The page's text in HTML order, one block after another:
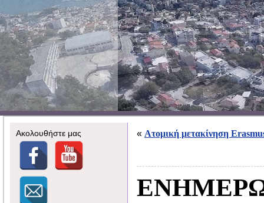
Ακολουθήστε μας « Ατομική μετακίνηση